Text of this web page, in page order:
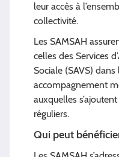
leur accès à
collectivité.
Les SAMSAH
celles des Services
Sociale (SAVS) dans
accompagnement
auxquelles
réguliers.
Qui peut